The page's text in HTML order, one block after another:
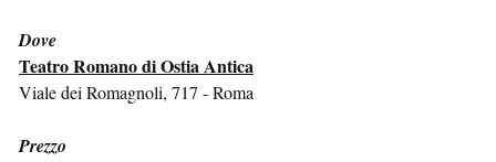
Dove
Teatro Romano di Ostia Antica
Viale dei Romagnoli, 717 - Roma
Prezzo